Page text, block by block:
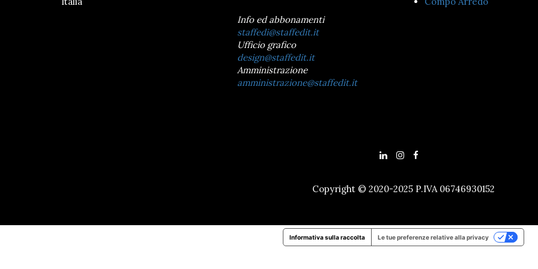
Info ed abbonamenti
staffedi@staffedit.it
Ufficio grafico
design@staffedit.it
Amministrazione
amministrazione@staffedit.it
Copyright © 2020-2025 P.IVA 06746930152
Informativa sulla raccolta Le tue preferenze relative alla privacy